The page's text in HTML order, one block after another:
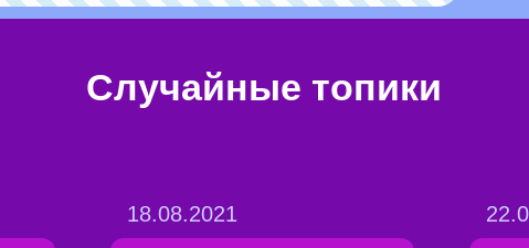
Случайные топики
18.08.2021